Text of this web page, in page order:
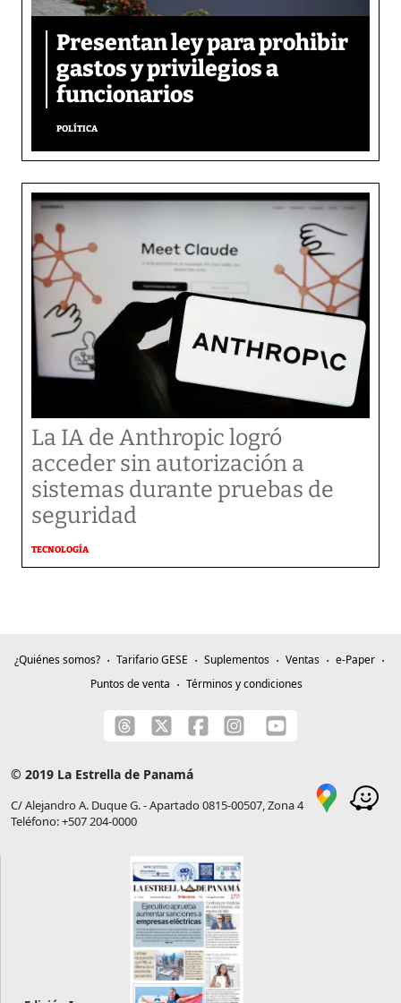
Presentan ley para prohibir
gastos y privilegios a
funcionarios
POLÍTICA
La IA de Anthropic logró
acceder sin autorización a
sistemas durante pruebas de
seguridad
TECNOLOGÍA
¿Quiénes somos? Tarifario GESE Suplementos Ventas
e-Paper
Puntos de venta
Términos y condiciones
© 2019 La Estrella de Panamá
C/ Alejandro A. Duque G. - Apartado 0815-00507, Zona 4
Teléfono: +507 204-0000